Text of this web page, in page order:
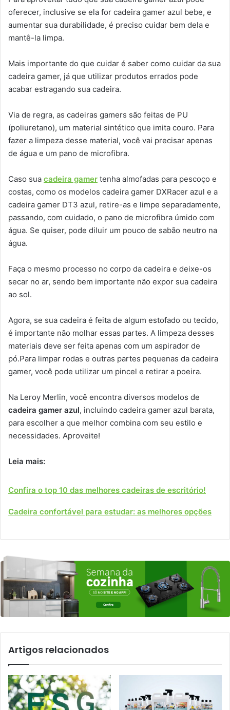
oferecer, inclusive se ela for cadeira gamer azul bebe, e
aumentar sua durabilidade, é preciso cuidar bem dela e
mantê-la limpa.
Mais importante do que cuidar é saber como cuidar da sua
cadeira gamer, já que utilizar produtos errados pode
acabar estragando sua cadeira.
Via de regra, as cadeiras gamers são feitas de PU
(poliuretano), um material sintético que imita couro. Para
fazer a limpeza desse material, você vai precisar apenas
de água e um pano de microfibra.
Caso sua cadeira gamer tenha almofadas para pescoço e
costas, como os modelos cadeira gamer DXRacer azul e a
cadeira gamer DT3 azul, retire-as e limpe separadamente,
passando, com cuidado, o pano de microfibra úmido com
água. Se quiser, pode diluir um pouco de sabão neutro na
água.
Faça o mesmo processo no corpo da cadeira e deixe-os
secar no ar, sendo bem importante não expor sua cadeira
ao sol.
Agora, se sua cadeira é feita de algum estofado ou tecido,
é importante não molhar essas partes. A limpeza desses
materiais deve ser feita apenas com um aspirador de
pó.Para limpar rodas e outras partes pequenas da cadeira
gamer, você pode utilizar um pincel e retirar a poeira.
Na Leroy Merlin, você encontra diversos modelos de
cadeira gamer azul, incluindo cadeira gamer azul barata,
para escolher a que melhor combina com seu estilo e
necessidades. Aproveite!
Leia mais:
Confira o top 10 das melhores cadeiras de escritório!
Cadeira confortável para estudar: as melhores opções
Artigos relacionados